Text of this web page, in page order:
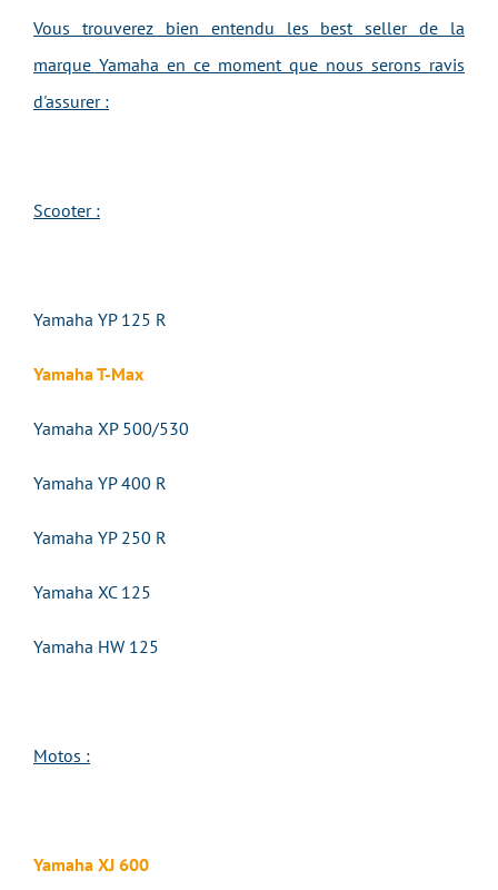
Vous trouverez bien entendu les best seller de la
marque Yamaha en ce moment que nous serons ravis
d'assurer :
Scooter :
Yamaha YP 125 R
Yamaha T-Max
Yamaha XP 500/530
Yamaha YP 400 R
Yamaha YP 250 R
Yamaha XC 125
Yamaha HW 125
Motos :
Yamaha XJ 600